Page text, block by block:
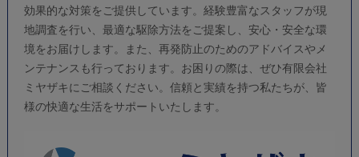
効果的な対策をご提供しています。経験豊富なスタッフが現
地調査を行い、最適な駆除方法をご提案し、安心・安全な環
境をお届けします。また、再発防止のためのアドバイスやメ
ンテナンスも行っております。お困りの際は、ぜひ有限会社
ミヤザキにご相談ください。信頼と実績を持つ私たちが、皆
様の快適な生活をサポートいたします。